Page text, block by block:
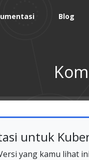
Blog
untuk
yang kamu